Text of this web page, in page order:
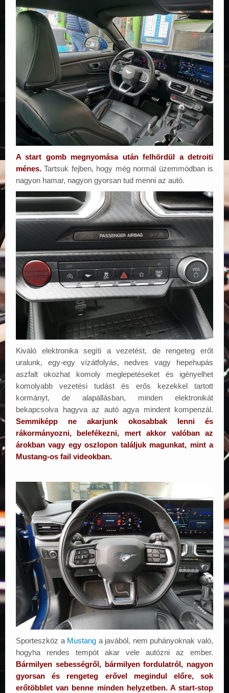
A start gomb megnyomása után felhördül a detroiti
ménes. Tartsuk fejben, hogy még normál üzemmódban is
nagyon hamar, nagyon gyorsan tud menni az autó.
Kiváló elektronika segíti a vezetést, de rengeteg erőt
uralunk, egy-egy vízátfolyás, nedves vagy hepehupás
aszfalt okozhat komoly meglepetéseket és igényelhet
komolyabb vezetési tudást és erős kezekkel tartott
kormányt, de alapállásban, minden elektronikát
bekapcsolva hagyva az autó agya mindent kompenzál.
Semmiképp ne akarjunk okosabbak lenni és
rákormányozni, belefékezni, mert akkor valóban az
árokban vagy egy oszlopon találjuk magunkat, mint a
Mustang-os fail videokban.
Sporteszköz a Mustang a javából, nem puhányoknak való,
hogyha rendes tempót akar vele autózni az ember.
Bármilyen sebességről, bármilyen fordulatról, nagyon
gyorsan és rengeteg erővel megindul előre, sok
erőtöbblet van benne minden helyzetben. A start-stop